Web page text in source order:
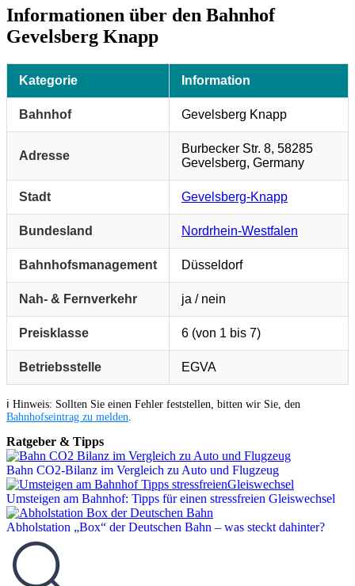
Informationen über den Bahnhof
Gevelsberg Knapp
Kategorie Information
Bahnhof Gevelsberg Knapp
Adresse
Burbecker Str. 8, 58285
Gevelsberg, Germany
Stadt Gevelsberg-Knapp
Bundesland Nordrhein-Westfalen
Bahnhofsmanagement Düsseldorf
Nah- & Fernverkehr ja / nein
Preisklasse 6 (von 1 bis 7)
Betriebsstelle EGVA
ℹ️ Hinweis: Sollten Sie einen Fehler feststellen, bitten wir Sie, den
Bahnhofseintrag zu melden
Ratgeber & Tipps
Bahn CO2-Bilanz im Vergleich zu Auto und Flugzeug
Umsteigen am Bahnhof: Tipps für einen stressfreien Gleiswechsel
Abholstation „Box“ der Deutschen Bahn – was steckt dahinter?